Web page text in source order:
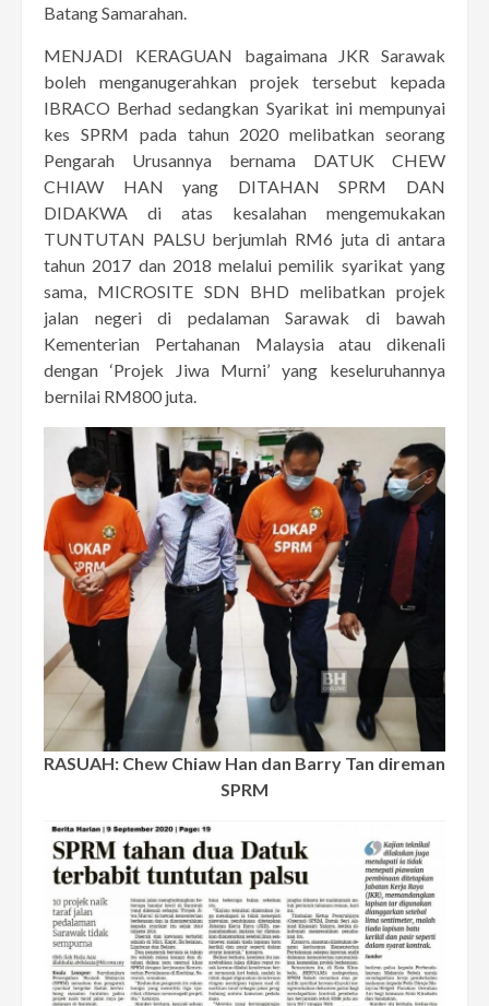
Batang Samarahan.
MENJADI KERAGUAN bagaimana JKR Sarawak
boleh menganugerahkan projek tersebut kepada
IBRACO Berhad sedangkan Syarikat ini mempunyai
kes SPRM pada tahun 2020 melibatkan seorang
Pengarah Urusannya bernama DATUK CHEW
CHIAW HAN yang DITAHAN SPRM DAN
DIDAKWA di atas kesalahan mengemukakan
TUNTUTAN PALSU berjumlah RM6 juta di antara
tahun 2017 dan 2018 melalui pemilik syarikat yang
sama, MICROSITE SDN BHD melibatkan projek
jalan negeri di pedalaman Sarawak di bawah
Kementerian Pertahanan Malaysia atau dikenali
dengan ‘Projek Jiwa Murni’ yang keseluruhannya
bernilai RM800 juta.
RASUAH: Chew Chiaw Han dan Barry Tan direman
SPRM